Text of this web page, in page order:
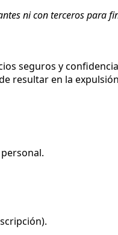
ni con terceros para
seguros y
resultar en la